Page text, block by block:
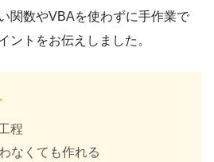
関数やVBAを使わずに手作業で
ントをお伝えしました。
程
なくても作れる